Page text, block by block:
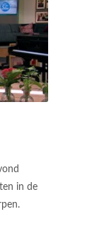
in de